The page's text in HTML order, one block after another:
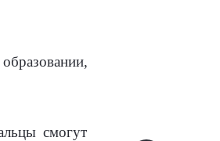
смогут